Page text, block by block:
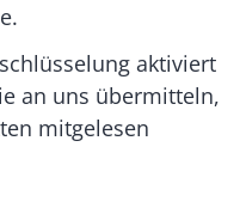
aktiviert
an uns übermitteln,
mitgelesen